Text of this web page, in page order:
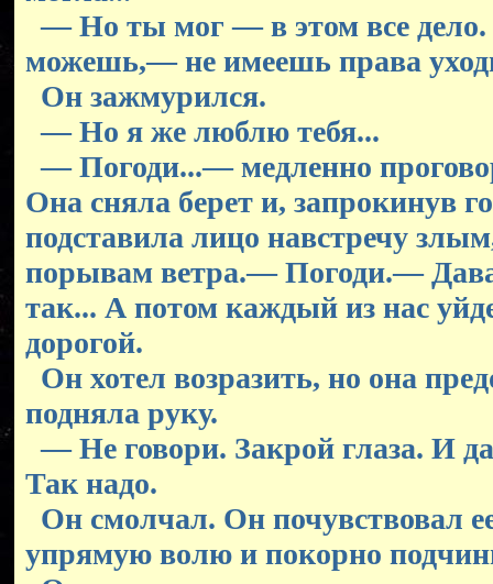
— Но ты мог — в этом все дело.
можешь,— не имеешь права
Он зажмурился.
— Но я же люблю тебя...
— Погоди...— медленно
Она сняла берет и, запрокинув
подставила лицо навстречу
порывам ветра.— Погоди.—
так... А потом каждый из нас
дорогой.
Он хотел возразить, но она
подняла руку.
— Не говори. Закрой глаза. И
Так надо.
Он смолчал. Он почувствовал
упрямую волю и покорно